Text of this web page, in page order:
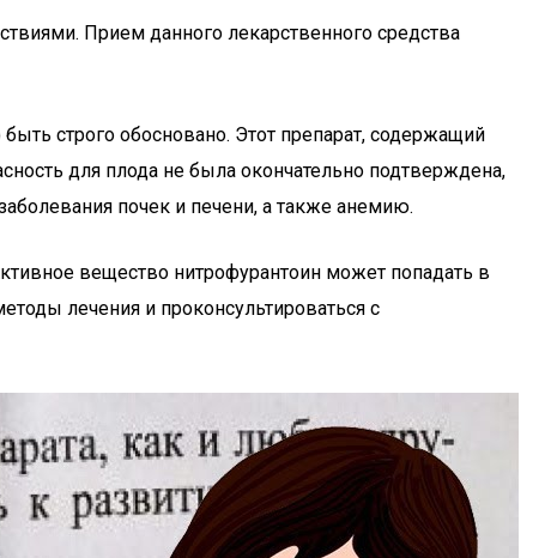
Прием данного лекарственного средства
строго обосновано. Этот препарат, содержащий
для плода не была окончательно подтверждена,
почек и печени, а также анемию.
вещество нитрофурантоин может попадать в
лечения и проконсультироваться с